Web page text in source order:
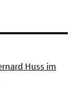
Huss im